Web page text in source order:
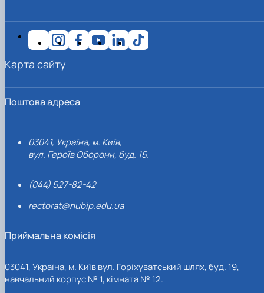
Поштова адреса
03041, Україна, м. Київ,
вул. Героїв Оборони, буд. 15.
(044) 527-82-42
rectorat@nubip.edu.ua
Приймальна комісія
03041, Україна, м. Київ вул. Горіхуватський шлях, буд. 19,
навчальний корпус № 1, кімната № 12.
Карта сайту